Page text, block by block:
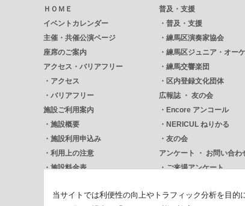
ＨＯＭＥ
イベントカレンダー
主催・共催公演ページ
座席のご案内
アクセス・バリアフリー
・ アクセス
・ バリアフリー
施設ご利用案内
・ 施設概要
・ 施設利用申込み
・ 利用上の注意
・施設料金表
普及・支援
・ 普及・支援
・ 練馬区演奏家協会
・ 練馬区ジュニア・オー
・ 練馬交響楽団
・ 区内登録文化団体
広報誌 ・ 友の会
・ Encore アンコール
・ NERICUL ねりかる
・ 友の会
アンケート ・ お問い合わ
・ご来場アンケート
当サイトでは利便性の向上やトラフィック分析を目